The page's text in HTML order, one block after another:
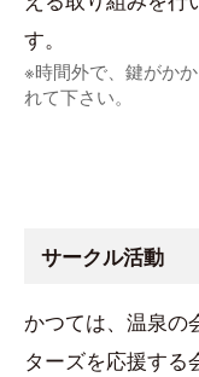
す。
※時間外で、鍵がか
れて下さい。
サークル活動
かつては、温泉の
ターズを応援する